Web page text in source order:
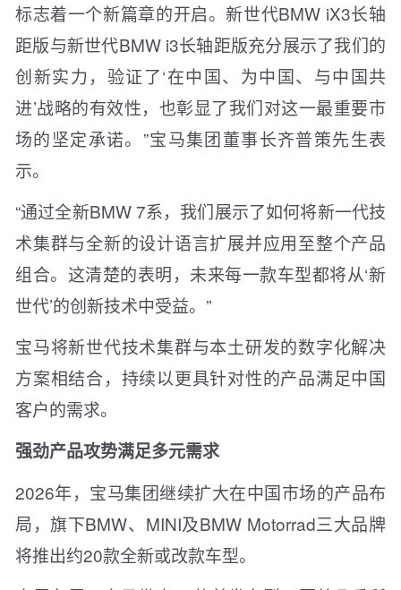
标志着一个新篇章的开启。新世代BMW iX3长轴
距版与新世代BMW i3长轴距版充分展示了我们的
创新实力，验证了‘在中国、为中国、与中国共
进’战略的有效性，也彰显了我们对这一最重要市
场的坚定承诺。”宝马集团董事长齐普策先生表
示。
“通过全新BMW 7系，我们展示了如何将新一代技
术集群与全新的设计语言扩展并应用至整个产品
组合。这清楚的表明，未来每一款车型都将从‘新
世代’的创新技术中受益。”
宝马将新世代技术集群与本土研发的数字化解决
方案相结合，持续以更具针对性的产品满足中国
客户的需求。
强劲产品攻势满足多元需求
2026年，宝马集团继续扩大在中国市场的产品布
局，旗下BMW、MINI及BMW Motorrad三大品牌
将推出约20款全新或改款车型。